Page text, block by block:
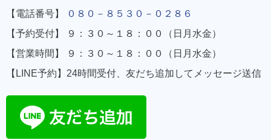
【電話番号】
０８０－８５３０－０２８６
【予約受付】 ９：３０～１８：００（日月水金）
【営業時間】 ９：３０～１８：００（日月水金）
【LINE予約】24時間受付、友だち追加してメッセージ送信